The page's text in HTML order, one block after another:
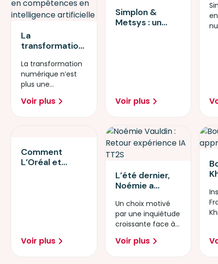
La
transformation
réalité
quotidienne
pour les PME
européennes
La transformation
numérique n’est
plus une
lointaine : elle est
devenue une
Voir plus
Simplon &
Metsys : un
Voir plus
Comment
L’Oréal et
Voir plus
L’été dernier,
Noémie a
plonger dans
une formation
de cinq jours
sur
l’intelligence
artificielle.
Un choix motivé
par une inquiétude
croissante face à
rapide de ces
technologies.
Voir plus